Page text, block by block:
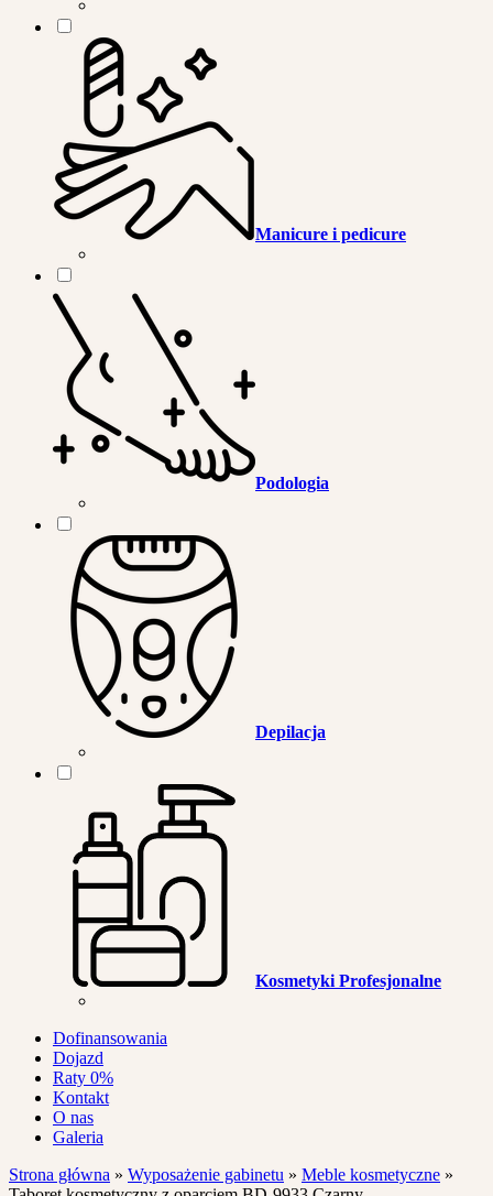
Manicure i pedicure
Podologia
Depilacja
Kosmetyki Profesjonalne
Dofinansowania
Dojazd
Raty 0%
Kontakt
O nas
Galeria
Strona główna » Wyposażenie gabinetu » Meble kosmetyczne »